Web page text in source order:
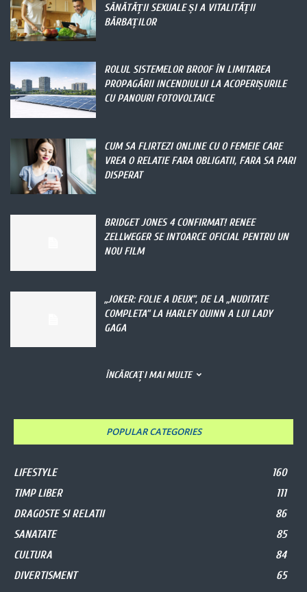
SĂNĂTĂȚII SEXUALE ȘI A VITALITĂȚII
BĂRBAȚILOR
ROLUL SISTEMELOR BROOF ÎN LIMITAREA
PROPAGĂRII INCENDIULUI LA ACOPERIȘURILE
CU PANOURI FOTOVOLTAICE
CUM SA FLIRTEZI ONLINE CU O FEMEIE CARE
VREA O RELATIE FARA OBLIGATII, FARA SA PARI
DISPERAT
BRIDGET JONES 4 CONFIRMAT! RENEE
ZELLWEGER SE INTOARCE OFICIAL PENTRU UN
NOU FILM
„JOKER: FOLIE A DEUX”, DE LA „NUDITATE
COMPLETA” LA HARLEY QUINN A LUI LADY
GAGA
ÎNCĂRCAȚI MAI MULTE
POPULAR CATEGORIES
LIFESTYLE
160
TIMP LIBER
111
DRAGOSTE SI RELATII
86
SANATATE
85
CULTURA
84
DIVERTISMENT
65